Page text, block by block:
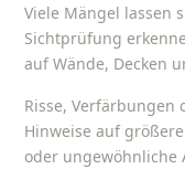
Viele Mängel lassen
Sichtprüfung
auf Wände, Decken
Risse, Verfärbungen
Hinweise auf
oder ungewöhnliche